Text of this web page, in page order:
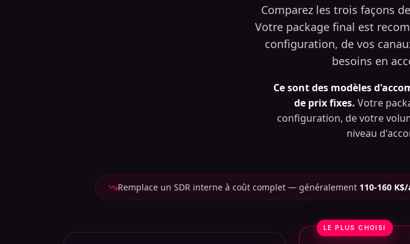
Comparez les trois façons
Votre package final est
configuration, de vos
besoins en
Ce sont des modèles
de prix fixes. Votre
configuration, de votre
niveau
Remplace un SDR interne à coût complet — généralement 110-160
LE PLUS CHOISI